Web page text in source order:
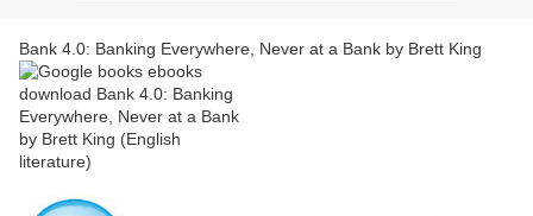
Bank 4.0: Banking Everywhere, Never at a Bank by Brett King